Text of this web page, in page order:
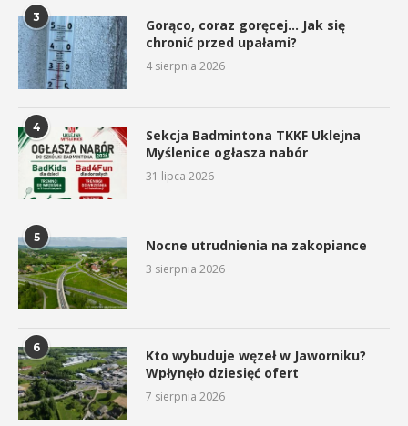
3
Gorąco, coraz goręcej… Jak się
chronić przed upałami?
4 sierpnia 2026
4
Sekcja Badmintona TKKF Uklejna
Myślenice ogłasza nabór
31 lipca 2026
5 Nocne utrudnienia na zakopiance
3 sierpnia 2026
6
Kto wybuduje węzeł w Jaworniku?
Wpłynęło dziesięć ofert
7 sierpnia 2026